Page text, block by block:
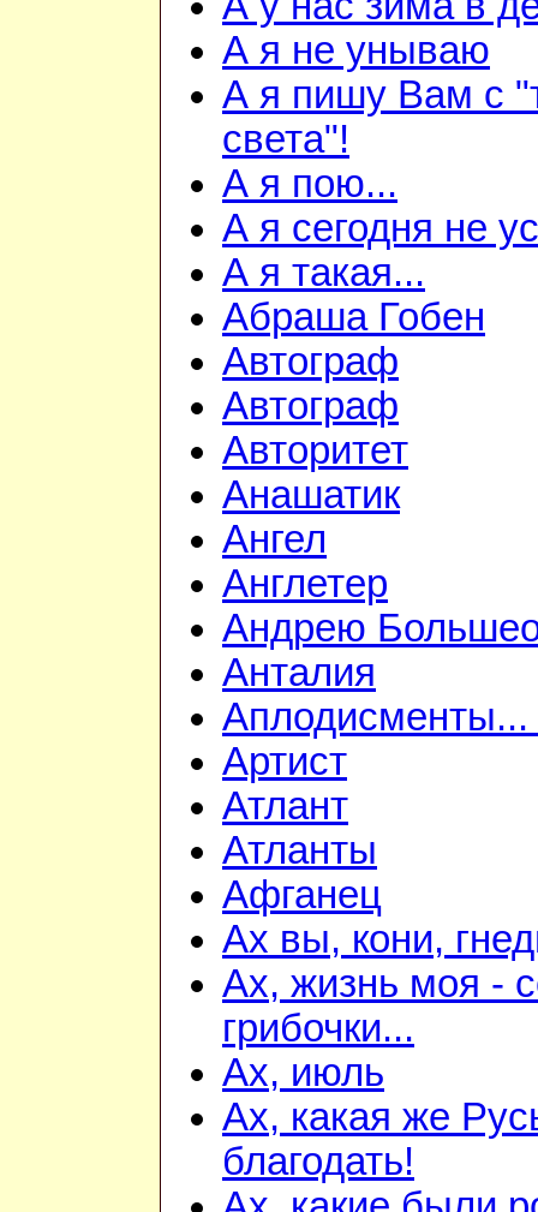
А я не унываю
А я пишу Вам с
света"!
А я пою...
А я сегодня не
А я такая...
Абраша Гобен
Автограф
Автограф
Авторитет
Анашатик
Ангел
Англетер
Андрею
Анталия
Аплодисменты...
Артист
Атлант
Атланты
Афганец
Ах вы, кони,
Ах, жизнь моя -
грибочки...
Ах, июль
Ах, какая же
благодать!